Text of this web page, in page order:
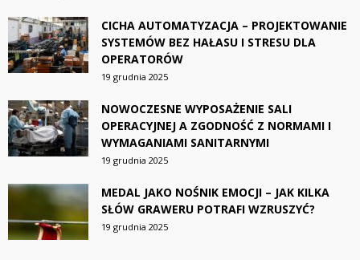
CICHA AUTOMATYZACJA – PROJEKTOWANIE
SYSTEMÓW BEZ HAŁASU I STRESU DLA
OPERATORÓW
19 grudnia 2025
NOWOCZESNE WYPOSAŻENIE SALI
OPERACYJNEJ A ZGODNOŚĆ Z NORMAMI I
WYMAGANIAMI SANITARNYMI
19 grudnia 2025
MEDAL JAKO NOŚNIK EMOCJI – JAK KILKA
SŁÓW GRAWERU POTRAFI WZRUSZYĆ?
19 grudnia 2025